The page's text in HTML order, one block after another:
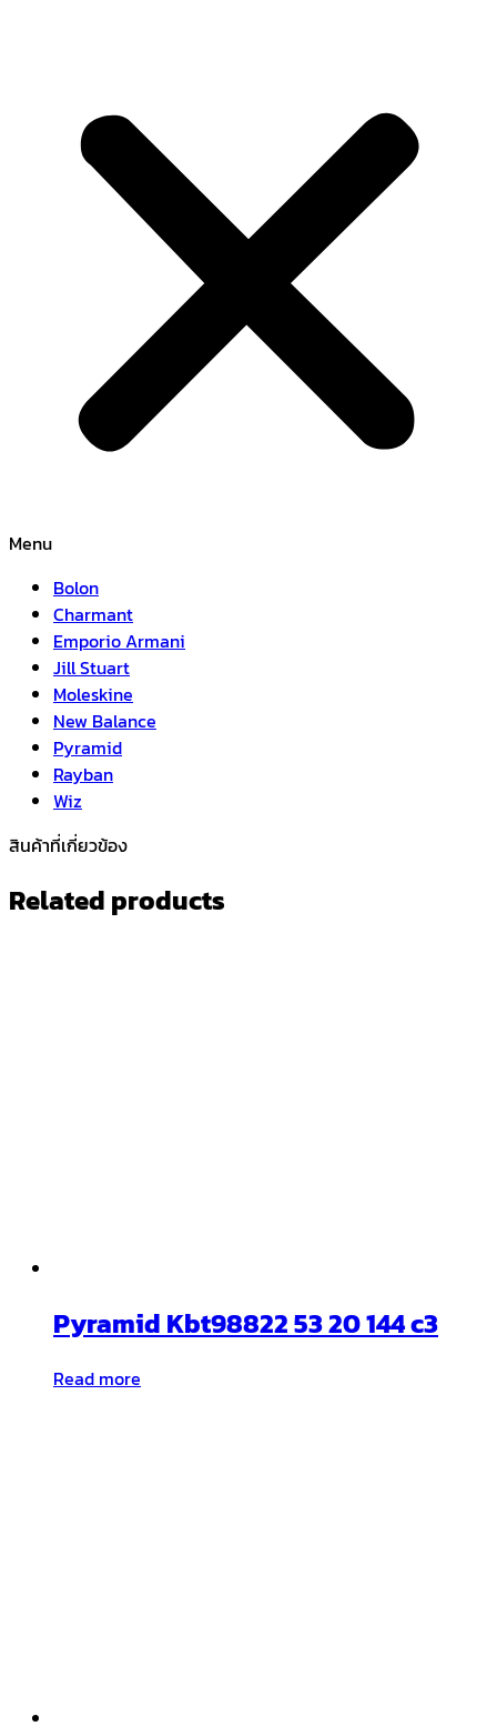
Menu
Bolon
Charmant
Emporio Armani
Jill Stuart
Moleskine
New Balance
Pyramid
Rayban
Wiz
สินค้าที่เกี่ยวข้อง
Related products
Pyramid Kbt98822 53 20 144 c3
Read more